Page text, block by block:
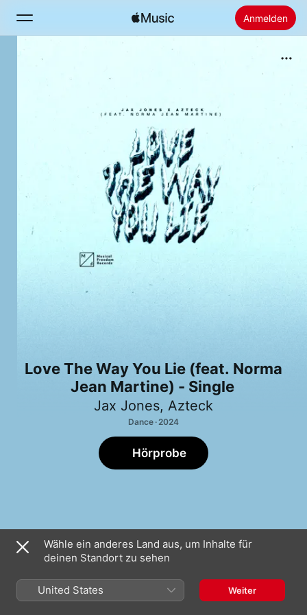
Anmelden
Suchen
Apple Music installieren
Love The Way You Lie (feat. Norma
Jean Martine) - Single
Jax Jones, Azteck
Dance · 2024
Hörprobe
Love The Way You Lie (feat. Norma Jean
Martine)
25. Oktober 2024
Wähle ein anderes Land aus, um Inhalte für
deinen Standort zu sehen
United States Weiter